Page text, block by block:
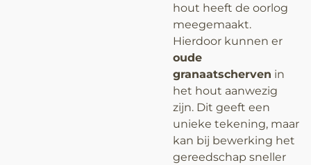
hout heeft de oorlog
meegemaakt.
Hierdoor kunnen er
oude
granaatscherven in
het hout aanwezig
zijn. Dit geeft een
unieke tekening, maar
kan bij bewerking het
gereedschap sneller